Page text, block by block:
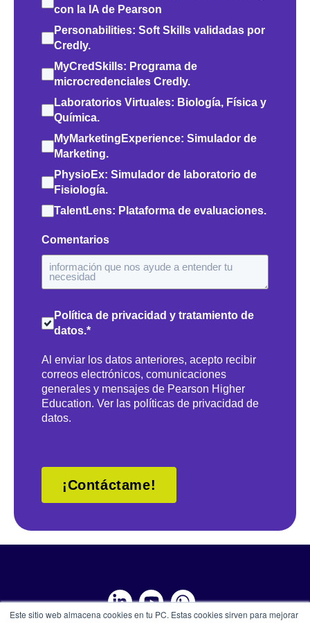
Este sitio web almacena cookies en tu PC. Estas cookies sirven para mejorar
con la IA de Pearson
Personabilities: Soft Skills validadas por
Credly.
MyCredSkills: Programa de
microcredenciales Credly.
Laboratorios Virtuales: Biología, Física y
Química.
MyMarketingExperience: Simulador de
Marketing.
PhysioEx: Simulador de laboratorio de
Fisiología.
TalentLens: Plataforma de evaluaciones.
Comentarios
Política de privacidad y tratamiento de
datos.*
Al enviar los datos anteriores, acepto recibir
correos electrónicos, comunicaciones
generales y mensajes de Pearson Higher
Education. Ver las políticas de privacidad de
datos.
¡Contáctame!